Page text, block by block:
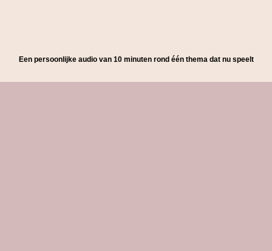
Een persoonlijke audio van 10 minuten rond één thema dat nu speelt